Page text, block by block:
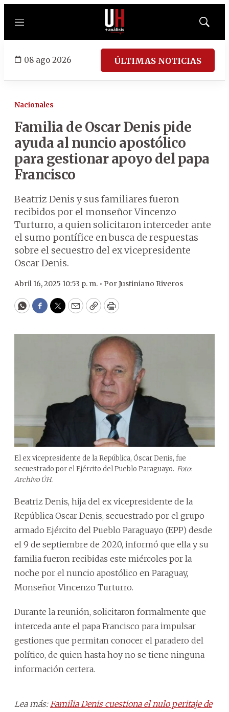
Menú
Mostrar
08 ago 2026 ÚLTIMAS NOTICIAS
Nacionales
Familia de Oscar Denis pide
ayuda al nuncio apostólico
para gestionar apoyo del papa
Francisco
Beatriz Denis y sus familiares fueron
recibidos por el monseñor Vincenzo
Turturro, a quien solicitaron interceder ante
el sumo pontífice en busca de respuestas
sobre el secuestro del ex vicepresidente
Oscar Denis.
Abril 16, 2025 10:53 p. m. • PorJustiniano Riveros
WhatsApp
Facebook
Twitter
EmailCopyPrint
El ex vicepresidente de la República, Óscar Denis, fue
secuestrado por el Ejército del Pueblo Paraguayo. Foto:
Archivo ÚH.
Beatriz Denis, hija del ex vicepresidente de la
República Oscar Denis, secuestrado por el grupo
armado Ejército del Pueblo Paraguayo (EPP) desde
el 9 de septiembre de 2020, informó que ella y su
familia fueron recibidas este miércoles por la
noche por el nuncio apostólico en Paraguay,
Monseñor Vincenzo Turturro.
Durante la reunión, solicitaron formalmente que
interceda ante el papa Francisco para impulsar
gestiones que permitan conocer el paradero del
político, de quien hasta hoy no se tiene ninguna
información certera.
Lea más: Familia Denis cuestiona el nulo peritaje de